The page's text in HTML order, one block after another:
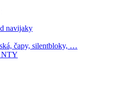
navijaky
čapy, silentbloky, …
NTY